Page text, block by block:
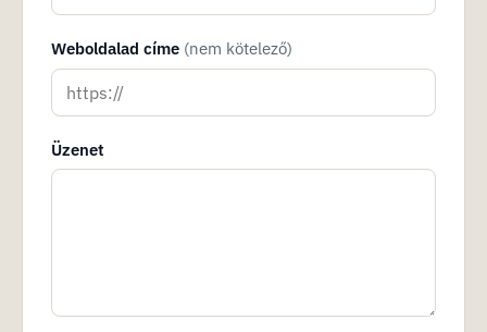
Weboldalad címe (nem kötelező)
Üzenet